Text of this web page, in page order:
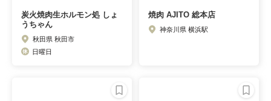
炭火焼肉生ホルモン処 しょ
うちゃん
秋田県 秋田市
日曜日
焼肉 AJITO 総本店
神奈川県 横浜駅